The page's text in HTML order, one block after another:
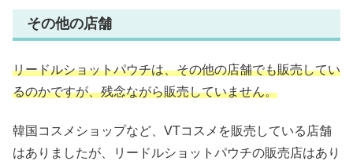
その他の店舗
リードルショットパウチは、その他の店舗でも販売してい
るのかですが、残念ながら販売していません。
韓国コスメショップなど、VTコスメを販売している店舗
はありましたが、リードルショットパウチの販売店はあり